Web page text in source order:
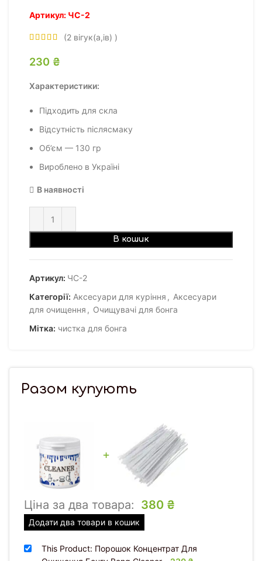
Артикул: ЧС-2
(2 вігук(а,ів) )
230 ₴
Характеристики:
Підходить для скла
Відсутність післясмаку
Об’єм — 130 гр
Вироблено в Україні
В наявності
В кошик
Артикул: ЧС-2
Категорії: Аксесуари для куріння , Аксесуари
для очищення , Очищувачі для бонга
Мітка: чистка для бонга
Разом купують
+
Ціна за два товара: 380 ₴
Додати два товари в кошик
This Product: Порошок Концентрат Для